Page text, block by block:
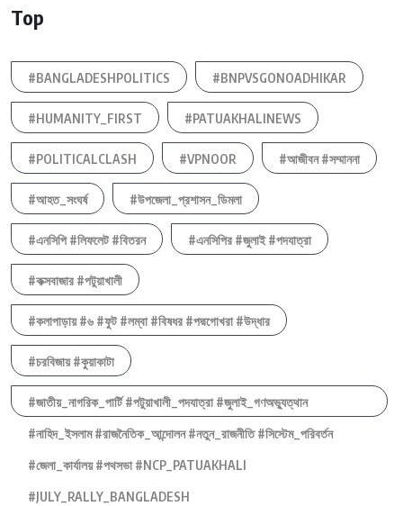
Top
#BANGLADESHPOLITICS #BNPVSGONOADHIKAR
#HUMANITY_FIRST #PATUAKHALINEWS
#POLITICALCLASH #VPNOOR #আজীবন #সম্মাননা
#আহত_সংঘর্ষ #উপজেলা_প্রশাসন_ডিমলা
#এনসিপি #লিফলেট #বিতরন #এনসিপির #জুলাই #পদযাত্রা
#কক্সবাজার #পটুয়াখালী
#কলাপাড়ায় #৬ #ফুট #লম্বা #বিষধর #পদ্মগোখরা #উদ্ধার
#চরবিজায় #কুয়াকাটা
#জাতীয়_নাগরিক_পার্টি #পটুয়াখালী_পদযাত্রা #জুলাই_গণঅভ্যুত্থান
#নাহিদ_ইসলাম #রাজনৈতিক_আন্দোলন #নতুন_রাজনীতি #সিস্টেম_পরিবর্তন
#জেলা_কার্যালয় #পথসভা #NCP_PATUAKHALI
#JULY_RALLY_BANGLADESH